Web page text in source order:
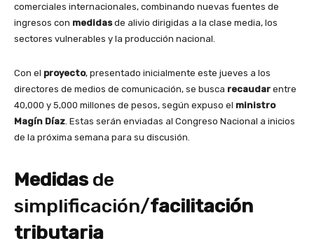
comerciales internacionales, combinando nuevas fuentes de
ingresos con medidasde alivio dirigidas a la clase media, los
sectores vulnerables y la producción nacional.
Con el proyecto, presentado inicialmente este jueves a los
directores de medios de comunicación, se busca recaudar entre
40,000 y 5,000 millones de pesos, según expuso el ministro
Magín Díaz . Estas serán enviadas al Congreso Nacional a inicios
de la próxima semana para su discusión.
Medidas de
simplificación/facilitación
tributaria